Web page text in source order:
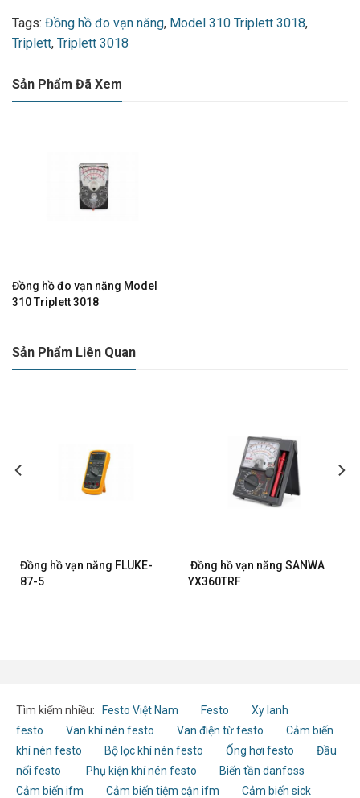
Tags: Đồng hồ đo vạn năng, Model 310 Triplett 3018,
Triplett, Triplett 3018
Sản Phẩm Đã Xem
Đồng hồ đo vạn năng Model
310 Triplett 3018
Sản Phẩm Liên Quan
Đồng hồ vạn năng FLUKE-
87-5
Đồng hồ vạn năng SANWA
YX360TRF
Tìm kiếm nhiều: Festo Việt Nam Festo
Xy lanh
festo
Van khí nén festo Van điện từ festo
Cảm biến
khí nén festo
Bộ lọc khí nén festo Ống hơi festo
Đầu
nối festo
Phụ kiện khí nén festo
Biến tần danfoss
Cảm biến ifm
Cảm biến tiệm cận ifm
Cảm biến sick